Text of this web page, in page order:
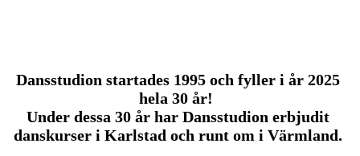
Dansstudion startades 1995 och fyller i år 2025
hela 30 år!
Under dessa 30 år har Dansstudion erbjudit
danskurser i Karlstad och runt om i Värmland.